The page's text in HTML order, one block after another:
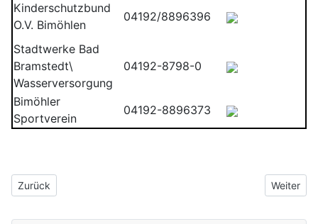
Kinderschutzbund
O.V. Bimöhlen
04192/8896396
Stadtwerke Bad
Bramstedt\
Wasserversorgung
04192-8798-0
Bimöhler
Sportverein
04192-8896373
Vorheriger Beitrag: Historisches
Zurück Nächster
Weiter